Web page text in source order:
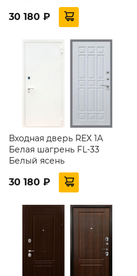
30 180 ₽
Входная дверь REX 1А
Белая шагрень FL-33
Белый ясень
30 180 ₽